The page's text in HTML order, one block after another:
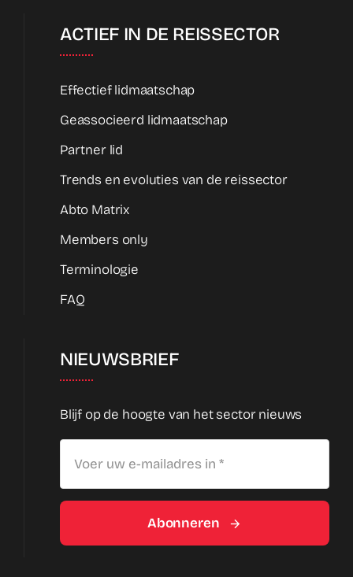
ACTIEF IN DE REISSECTOR
Effectief lidmaatschap
Geassocieerd lidmaatschap
Partner lid
Trends en evoluties van de reissector
Abto Matrix
Members only
Terminologie
FAQ
NIEUWSBRIEF
Blijf op de hoogte van het sector nieuws
Abonneren